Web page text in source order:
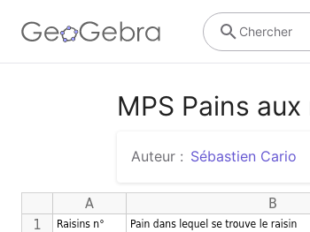
Chercher
MPS Pains
Auteur : Sébastien Cario